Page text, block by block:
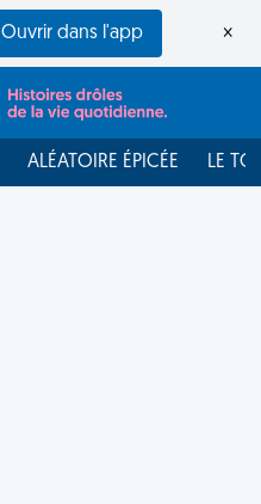
Ouvrir dans l'app ×
ALÉATOIRE ÉPICÉE LE